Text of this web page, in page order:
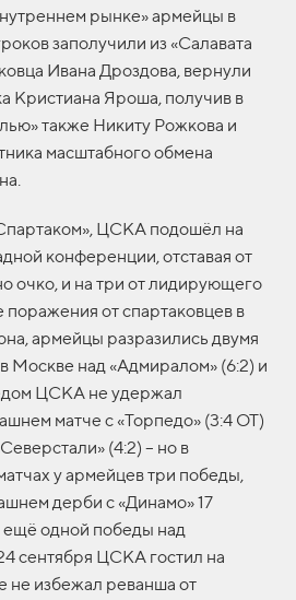
рынке» армейцы в
заполучили из «Салавата
Ивана Дроздова, вернули
Кристиана Яроша, получив в
также Никиту Рожкова и
масштабного обмена
ЦСКА подошёл на
конференции, отставая от
очко, и на три от лидирующего
от спартаковцев в
армейцы разразились двумя
Москве над «Адмиралом» (6:2) и
ЦСКА не удержал
матче с «Торпедо» (3:4 ОТ)
(4:2) – но в
у армейцев три победы,
дерби с «Динамо» 17
ещё одной победы над
сентября ЦСКА гостил на
не избежал реванша от